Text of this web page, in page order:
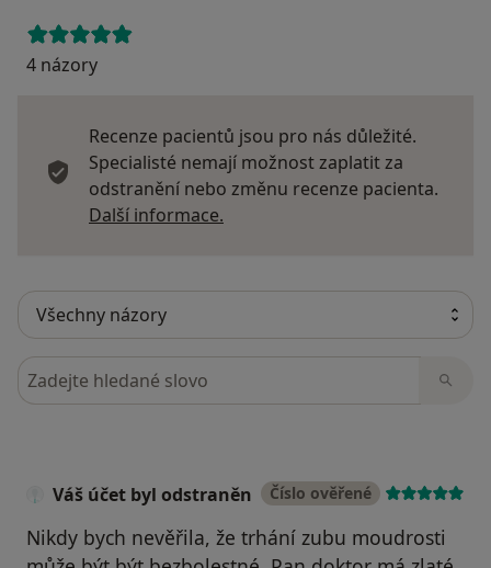
4 názory
Recenze pacientů jsou pro nás důležité.
Specialisté nemají možnost zaplatit za
odstranění nebo změnu recenze pacienta.
Další informace.
Hledejte v názorech
Váš účet byl odstraněn Číslo ověřené
Nikdy bych nevěřila, že trhání zubu moudrosti